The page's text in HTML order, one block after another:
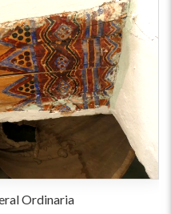
Ordinaria